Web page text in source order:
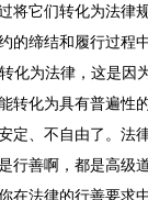
将它们转化为法律
的缔结和履行过程
化为法律，这是
转化为具有普遍性
定、不自由了。法
行善啊，都是高级
在法律的行善要求